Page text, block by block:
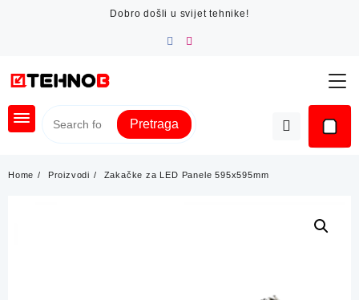
Dobro došli u svijet tehnike!
Pretraga
Home Proizvodi Zakačke za LED Panele 595x595mm